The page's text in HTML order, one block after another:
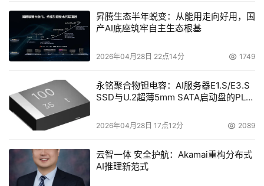
昇腾生态半年蜕变：从能用走向好用，国
产AI底座筑牢自主生态根基
2026年04月28日 22点14分 1749
永铭聚合物钽电容：AI服务器E1.S/E3.S
SSD与U.2超薄5mm SATA启动盘的PLP
2026年04月28日 17点12分 2089
云智一体 安全护航：Akamai重构分布式
AI推理新范式